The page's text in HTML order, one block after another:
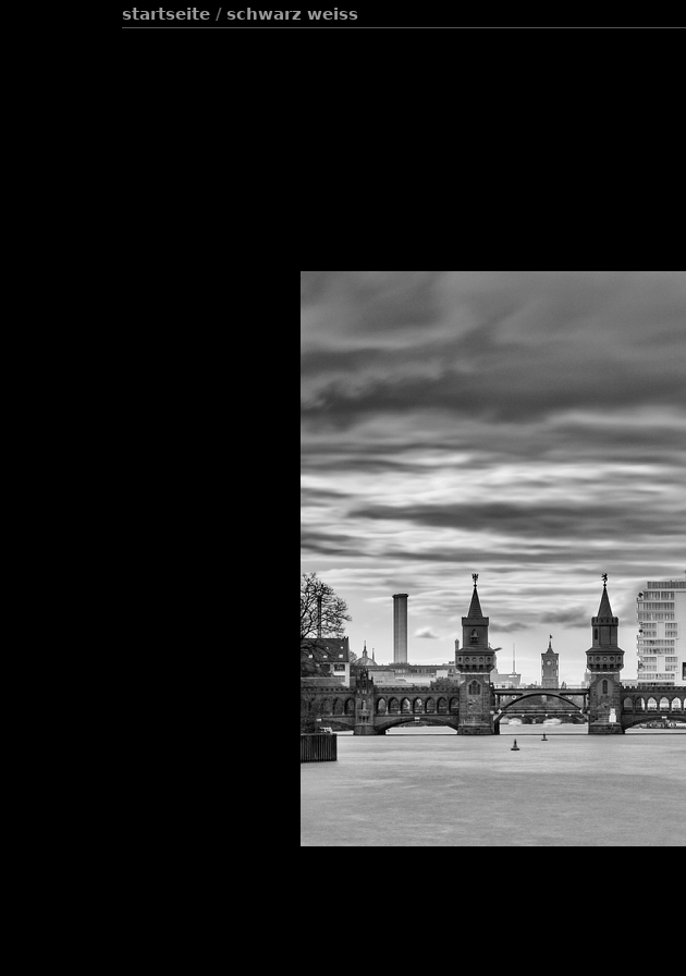
startseite / schwarz weiss